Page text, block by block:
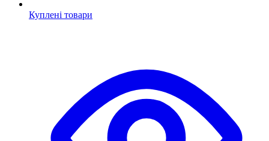
Куплені товари